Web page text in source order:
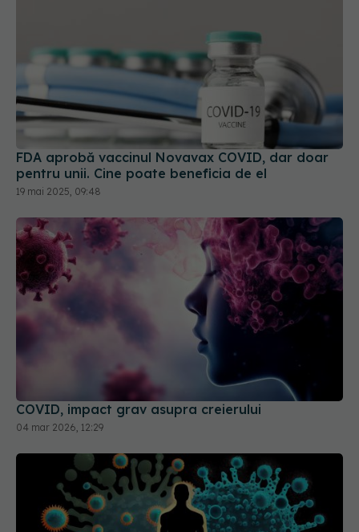
FDA aprobă vaccinul Novavax COVID, dar doar
pentru unii. Cine poate beneficia de el
19 mai 2025, 09:48
COVID, impact grav asupra creierului
04 mar 2026, 12:29